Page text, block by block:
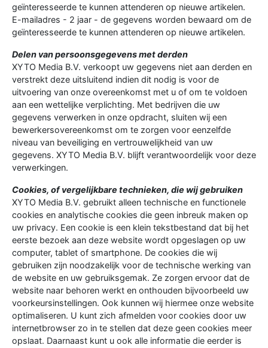
geïnteresseerde te kunnen attenderen op nieuwe artikelen.
E-mailadres - 2 jaar - de gegevens worden bewaard om de
geïnteresseerde te kunnen attenderen op nieuwe artikelen.
Delen van persoonsgegevens met derden
XYTO Media B.V. verkoopt uw gegevens niet aan derden en
verstrekt deze uitsluitend indien dit nodig is voor de
uitvoering van onze overeenkomst met u of om te voldoen
aan een wettelijke verplichting. Met bedrijven die uw
gegevens verwerken in onze opdracht, sluiten wij een
bewerkersovereenkomst om te zorgen voor eenzelfde
niveau van beveiliging en vertrouwelijkheid van uw
gegevens. XYTO Media B.V. blijft verantwoordelijk voor deze
verwerkingen.
Cookies, of vergelijkbare technieken, die wij gebruiken
XYTO Media B.V. gebruikt alleen technische en functionele
cookies en analytische cookies die geen inbreuk maken op
uw privacy. Een cookie is een klein tekstbestand dat bij het
eerste bezoek aan deze website wordt opgeslagen op uw
computer, tablet of smartphone. De cookies die wij
gebruiken zijn noodzakelijk voor de technische werking van
de website en uw gebruiksgemak. Ze zorgen ervoor dat de
website naar behoren werkt en onthouden bijvoorbeeld uw
voorkeursinstellingen. Ook kunnen wij hiermee onze website
optimaliseren. U kunt zich afmelden voor cookies door uw
internetbrowser zo in te stellen dat deze geen cookies meer
opslaat. Daarnaast kunt u ook alle informatie die eerder is